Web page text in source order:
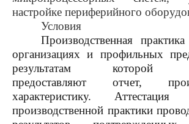
настройке периферийного
Условия
Производственная
организациях и профильных
результатам которой
предоставляют отчет,
характеристику.
производственной практики